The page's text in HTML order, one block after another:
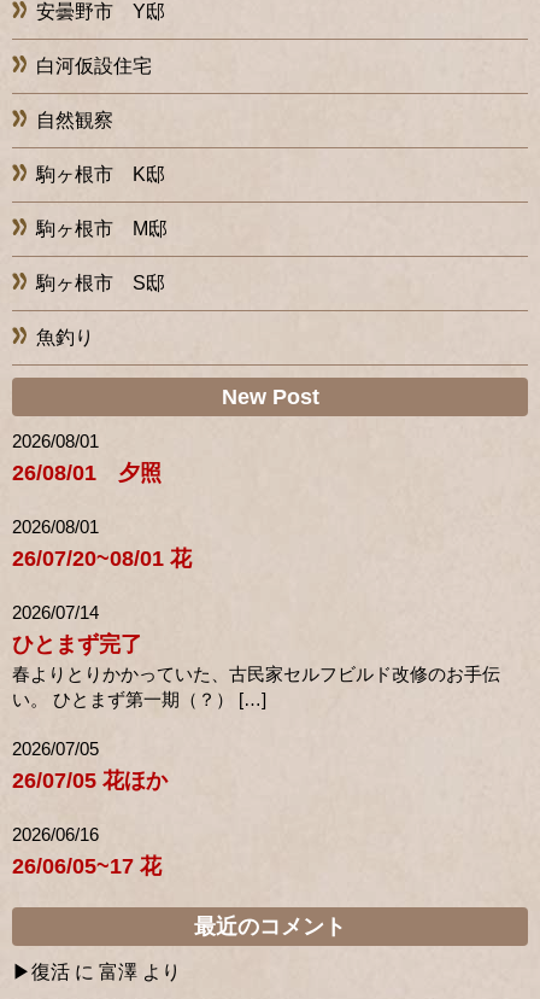
安曇野市 Y邸
白河仮設住宅
自然観察
駒ヶ根市 K邸
駒ヶ根市 M邸
駒ヶ根市 S邸
魚釣り
New Post
2026/08/01
26/08/01 夕照
2026/08/01
26/07/20~08/01 花
2026/07/14
ひとまず完了
春よりとりかかっていた、古民家セルフビルド改修のお手伝
い。 ひとまず第一期（？） […]
2026/07/05
26/07/05 花ほか
2026/06/16
26/06/05~17 花
最近のコメント
復活 に 富澤 より